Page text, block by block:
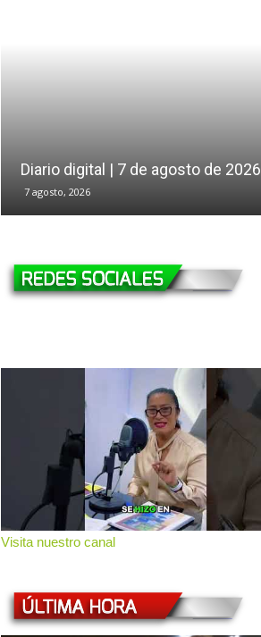
Diario digital | 7 de agosto de 2026
7 agosto, 2026
Visita nuestro canal